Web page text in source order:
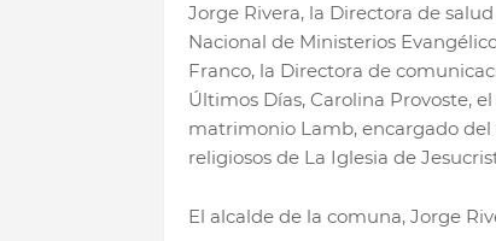
Jorge Rivera, la Directora de
Nacional de Ministerios
Franco, la Directora de
Últimos Días, Carolina Provoste,
matrimonio Lamb, encargado
religiosos de La Iglesia de
El alcalde de la comuna, Jorge